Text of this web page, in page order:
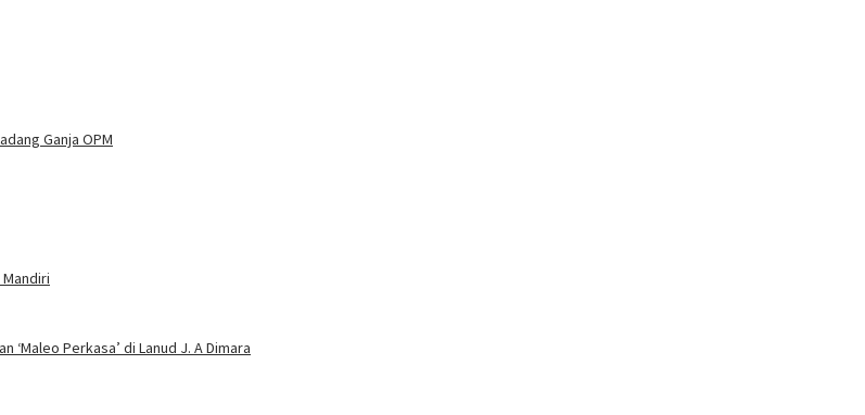
Ganja OPM
Perkasa’ di Lanud J. A Dimara